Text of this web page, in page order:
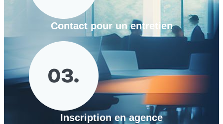
Contact pour un entretien
Inscription en agence